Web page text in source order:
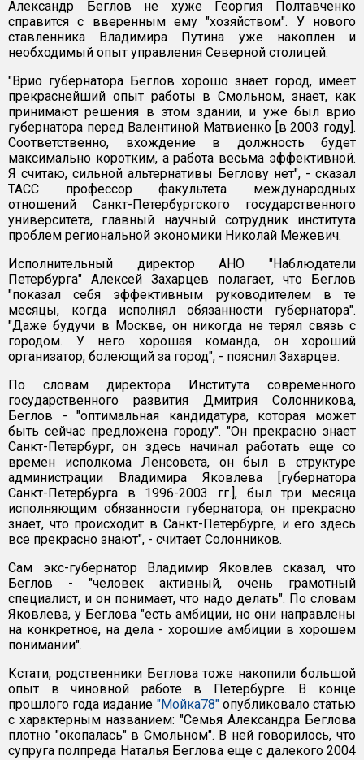
Александр Беглов не хуже Георгия Полтавченко
справится с вверенным ему "хозяйством". У нового
ставленника Владимира Путина уже накоплен и
необходимый опыт управления Северной столицей.
"Врио губернатора Беглов хорошо знает город, имеет
прекраснейший опыт работы в Смольном, знает, как
принимают решения в этом здании, и уже был врио
губернатора перед Валентиной Матвиенко [в 2003 году].
Соответственно, вхождение в должность будет
максимально коротким, а работа весьма эффективной.
Я считаю, сильной альтернативы Беглову нет", - сказал
ТАСС профессор факультета международных
отношений Санкт-Петербургского государственного
университета, главный научный сотрудник института
проблем региональной экономики Николай Межевич.
Исполнительный директор АНО "Наблюдатели
Петербурга" Алексей Захарцев полагает, что Беглов
"показал себя эффективным руководителем в те
месяцы, когда исполнял обязанности губернатора".
"Даже будучи в Москве, он никогда не терял связь с
городом. У него хорошая команда, он хороший
организатор, болеющий за город", - пояснил Захарцев.
По словам директора Института современного
государственного развития Дмитрия Солонникова,
Беглов - "оптимальная кандидатура, которая может
быть сейчас предложена городу". "Он прекрасно знает
Санкт-Петербург, он здесь начинал работать еще со
времен исполкома Ленсовета, он был в структуре
администрации Владимира Яковлева [губернатора
Санкт-Петербурга в 1996-2003 гг.], был три месяца
исполняющим обязанности губернатора, он прекрасно
знает, что происходит в Санкт-Петербурге, и его здесь
все прекрасно знают", - считает Солонников.
Сам экс-губернатор Владимир Яковлев сказал, что
Беглов - "человек активный, очень грамотный
специалист, и он понимает, что надо делать". По словам
Яковлева, у Беглова "есть амбиции, но они направлены
на конкретное, на дела - хорошие амбиции в хорошем
понимании".
Кстати, родственники Беглова тоже накопили большой
опыт в чиновной работе в Петербурге. В конце
прошлого года издание "Мойка78"опубликовало статью
с характерным названием: "Семья Александра Беглова
плотно "окопалась" в Смольном". В ней говорилось, что
супруга полпреда Наталья Беглова еще с далекого 2004